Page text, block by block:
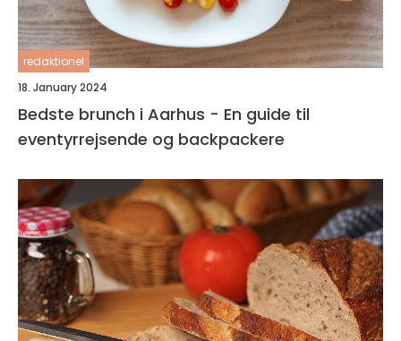
redaktionel
18. January 2024
Bedste brunch i Aarhus - En guide til
eventyrrejsende og backpackere